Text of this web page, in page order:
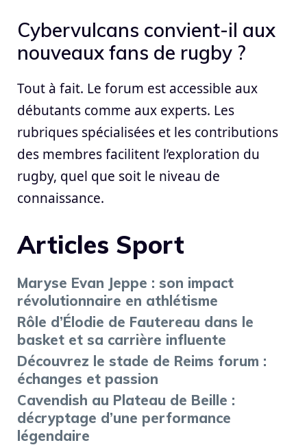
Cybervulcans convient-il aux
nouveaux fans de rugby ?
Tout à fait. Le forum est accessible aux
débutants comme aux experts. Les
rubriques spécialisées et les contributions
des membres facilitent l’exploration du
rugby, quel que soit le niveau de
connaissance.
Articles Sport
Maryse Evan Jeppe : son impact
révolutionnaire en athlétisme
Rôle d’Élodie de Fautereau dans le
basket et sa carrière influente
Découvrez le stade de Reims forum :
échanges et passion
Cavendish au Plateau de Beille :
décryptage d’une performance
légendaire